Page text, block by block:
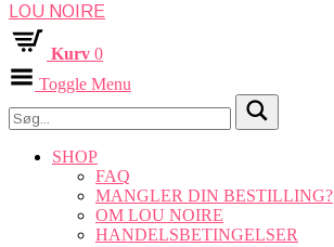
LOU NOIRE
Kurv 0
Toggle Menu
SHOP
FAQ
MANGLER DIN BESTILLING?
OM LOU NOIRE
HANDELSBETINGELSER